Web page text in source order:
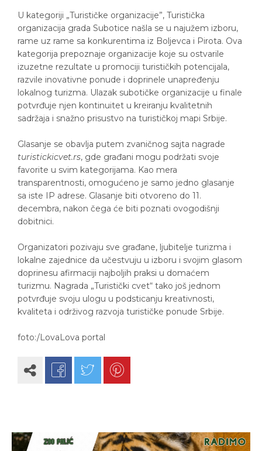
U kategoriji „Turističke organizacije”, Turistička
organizacija grada Subotice našla se u najužem izboru,
rame uz rame sa konkurentima iz Boljevca i Pirota. Ova
kategorija prepoznaje organizacije koje su ostvarile
izuzetne rezultate u promociji turističkih potencijala,
razvile inovativne ponude i doprinele unapređenju
lokalnog turizma. Ulazak subotičke organizacije u finale
potvrđuje njen kontinuitet u kreiranju kvalitetnih
sadržaja i snažno prisustvo na turističkoj mapi Srbije.
Glasanje se obavlja putem zvaničnog sajta nagrade
turistickicvet.rs, gde građani mogu podržati svoje
favorite u svim kategorijama. Kao mera
transparentnosti, omogućeno je samo jedno glasanje
sa iste IP adrese. Glasanje biti otvoreno do 11.
decembra, nakon čega će biti poznati ovogodišnji
dobitnici.
Organizatori pozivaju sve građane, ljubitelje turizma i
lokalne zajednice da učestvuju u izboru i svojim glasom
doprinesu afirmaciji najboljih praksi u domaćem
turizmu. Nagrada „Turistički cvet“ tako još jednom
potvrđuje svoju ulogu u podsticanju kreativnosti,
kvaliteta i održivog razvoja turističke ponude Srbije.
foto:/LovaLova portal